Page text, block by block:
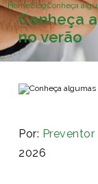
HomeBlogConheça
Conheça
no verão
Por: Preventor
2026